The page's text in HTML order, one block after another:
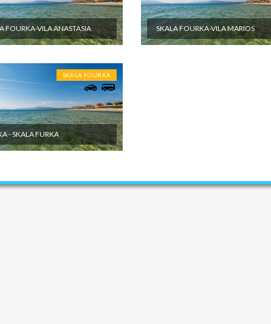
putnika, kao i sve ostale usluge koje koristi putnik, a nisu
programom putovanja, a naprave se u toku puta i u toku boravka u
FOURKA-VILA ANASTASIA SKALA FOURKA-VILA MARIOS
SKALA FOURKA
- SKALA FURKA